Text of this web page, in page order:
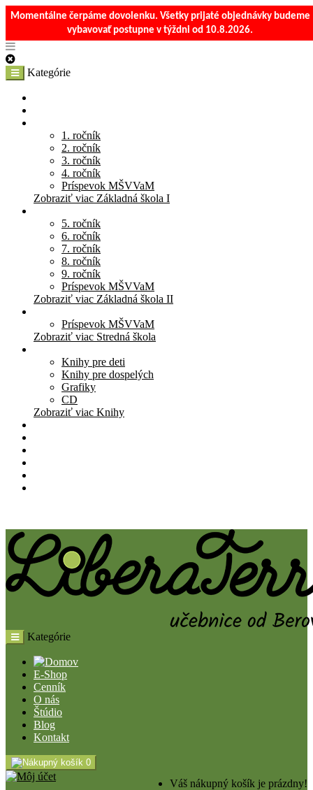
Momentálne čerpáme dovolenku. Všetky prijaté objednávky budeme
vybavovať postupne v týždni od 10.8.2026.
Kategórie
1. ročník
2. ročník
3. ročník
4. ročník
Príspevok MŠVVaM
Zobraziť viac Základná škola I
5. ročník
6. ročník
7. ročník
8. ročník
9. ročník
Príspevok MŠVVaM
Zobraziť viac Základná škola II
Príspevok MŠVVaM
Zobraziť viac Stredná škola
Knihy pre deti
Knihy pre dospelých
Grafiky
CD
Zobraziť viac Knihy
Kategórie
E-Shop
Cenník
O nás
Štúdio
Blog
Kontakt
0
Váš nákupný košík je prázdny!